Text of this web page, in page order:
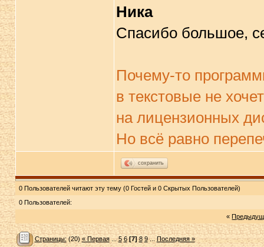
Ника
Спасибо большое,
Почему-то
в текстовые не
на лицензионных
Но всё равно
сохранить
0 Пользователей читают эту тему (0 Гостей и 0 Скрытых Пользователей)
0 Пользователей:
«
Страницы:(20)« Первая...5 6 [7] 8 9...Последняя »